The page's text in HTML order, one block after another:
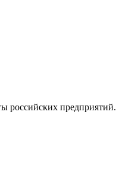
российских предприятий.